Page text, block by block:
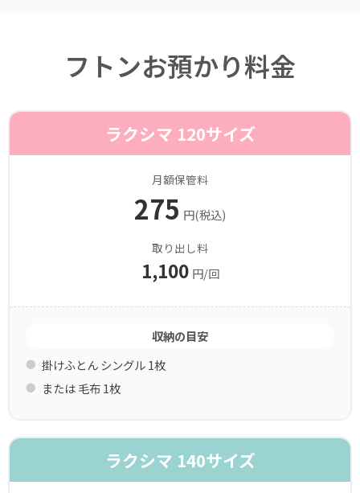
フトンお預かり料金
ラクシマ 120サイズ
月額保管料
275 円(税込)
取り出し料
1,100 円/回
収納の目安
掛けふとん シングル 1枚
または 毛布 1枚
ラクシマ 140サイズ